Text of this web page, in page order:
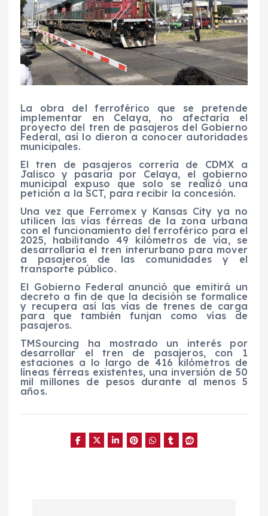
La obra del ferroférico que se pretende
implementar en Celaya, no afectaría el
proyecto del tren de pasajeros del Gobierno
Federal, así lo dieron a conocer autoridades
municipales.
El tren de pasajeros correría de CDMX a
Jalisco y pasaría por Celaya, el gobierno
municipal expuso que solo se realizó una
petición a la SCT, para recibir la concesión.
Una vez que Ferromex y Kansas City ya no
utilicen las vías férreas de la zona urbana
con el funcionamiento del ferroférico para el
2025, habilitando 49 kilómetros de vía, se
desarrollaría el tren interurbano para mover
a pasajeros de las comunidades y el
transporte público.
El Gobierno Federal anunció que emitirá un
decreto a fin de que la decisión se formalice
y recupera así las vías de trenes de carga
para que también funjan como vías de
pasajeros.
TMSourcing ha mostrado un interés por
desarrollar el tren de pasajeros, con 1
estaciones a lo largo de 416 kilómetros de
líneas férreas existentes, una inversión de 50
mil millones de pesos durante al menos 5
años.